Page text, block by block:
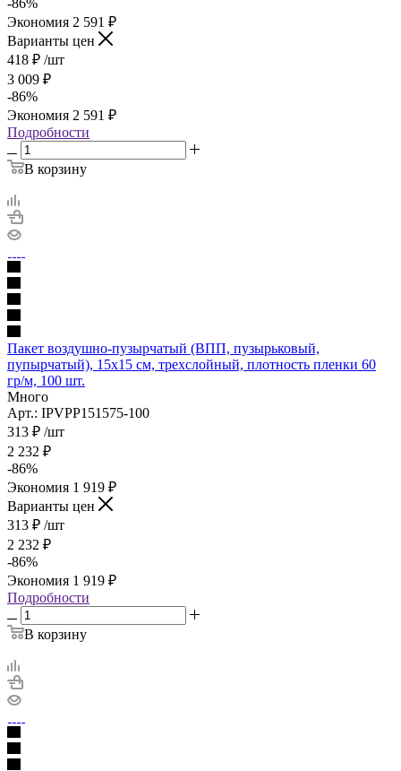
Экономия 2 591 ₽
Варианты цен
418 ₽ /шт
3 009 ₽
-86%
Экономия 2 591 ₽
Подробности
В корзину
Пакет воздушно-пузырчатый (ВПП, пузырьковый,
пупырчатый), 15х15 см, трехслойный, плотность пленки 60
гр/м, 100 шт.
Много
Арт.: IPVPP151575-100
313 ₽ /шт
2 232 ₽
-86%
Экономия 1 919 ₽
Варианты цен
313 ₽ /шт
2 232 ₽
-86%
Экономия 1 919 ₽
Подробности
В корзину